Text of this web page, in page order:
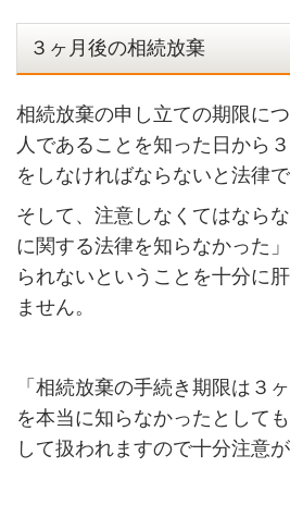
３ヶ月後の相続放棄
相続放棄の申し立ての期限に
人であることを知った日から
をしなければならないと法律
そして、注意しなくてはなら
に関する法律を知らなかった
られないということを十分に
ません。
「相続放棄の手続き期限は３
を本当に知らなかったとして
して扱われますので十分注意が